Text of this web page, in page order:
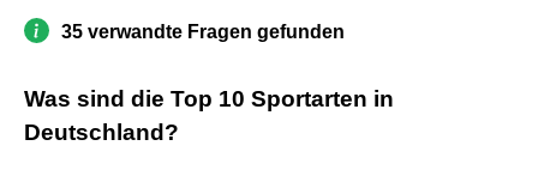
35 verwandte Fragen gefunden
Was sind die Top 10 Sportarten in
Deutschland?